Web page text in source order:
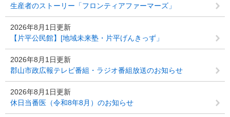
生産者のストーリー「フロンティアファーマーズ」
2026年8月1日更新
【片平公民館】[地域未来塾・片平げんきっず」
2026年8月1日更新
郡山市政広報テレビ番組・ラジオ番組放送のお知らせ
2026年8月1日更新
休日当番医（令和8年8月）のお知らせ